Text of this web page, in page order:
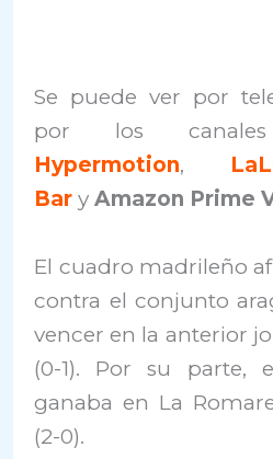
Se puede ver por
por los
Hypermotion,
Bar yAmazon Prime
El cuadro madrileño
contra el conjunto
vencer en la anterior
(0-1). Por su parte,
ganaba en La
(2-0).